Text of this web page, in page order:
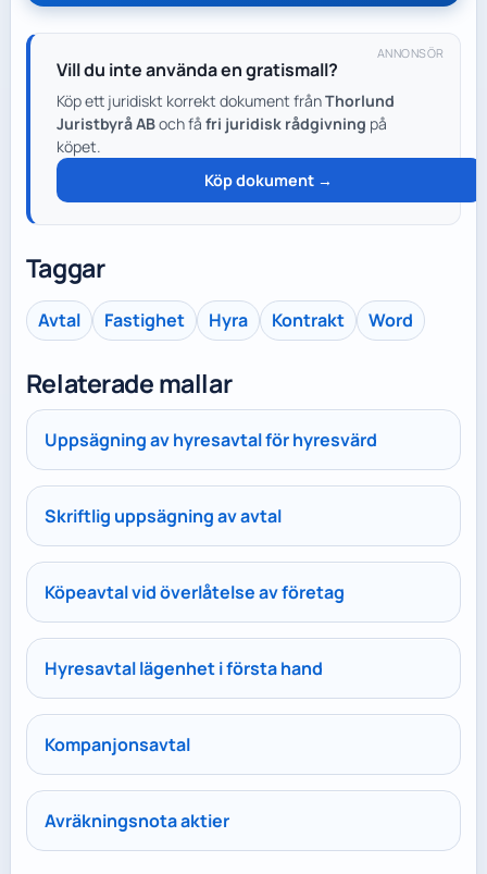
ANNONSÖR
Vill du inte använda en gratismall?
Köp ett juridiskt korrekt dokument frånThorlund
Juristbyrå ABoch få fri juridisk rådgivning på
köpet.
Köp dokument →
Taggar
Avtal Fastighet Hyra Kontrakt Word
Relaterade mallar
Uppsägning av hyresavtal för hyresvärd
Skriftlig uppsägning av avtal
Köpeavtal vid överlåtelse av företag
Hyresavtal lägenhet i första hand
Kompanjonsavtal
Avräkningsnota aktier